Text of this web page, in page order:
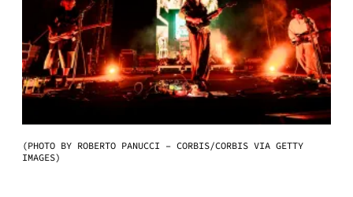
(PHOTO BY ROBERTO PANUCCI – CORBIS/CORBIS VIA GETTY
IMAGES)